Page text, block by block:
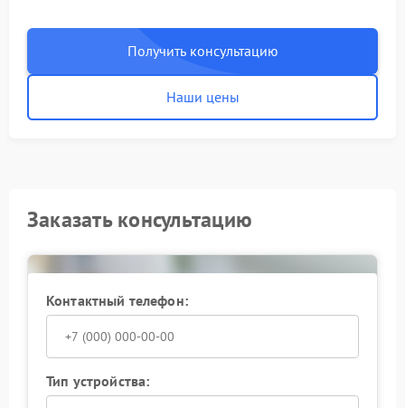
Получить консультацию
Наши цены
Заказать консультацию
Контактный телефон:
Тип устройства: